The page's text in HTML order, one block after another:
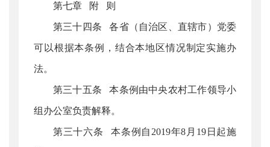
第七章 附 则
第三十四条 各省（自治区、直辖市）党委
可以根据本条例，结合本地区情况制定实施办
法。
第三十五条 本条例由中央农村工作领导小
组办公室负责解释。
第三十六条 本条例自2019年8月19日起施